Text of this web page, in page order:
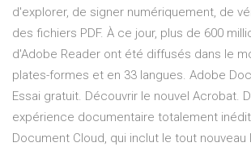
d'explorer, de signer numériquement, de
des fichiers PDF. À ce jour, plus de 600
d'Adobe Reader ont été diffusés dans le
plates-formes et en 33 langues. Adobe
Essai gratuit. Découvrir le nouvel Acrobat.
expérience documentaire totalement
Document Cloud, qui inclut le tout